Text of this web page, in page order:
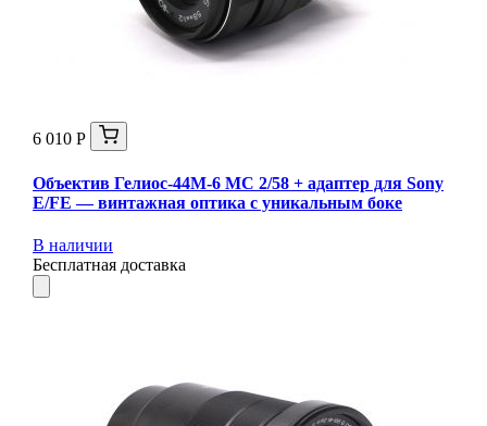
6 010 Р
Объектив Гелиос-44М-6 МС 2/58 + адаптер для Sony
E/FE — винтажная оптика с уникальным боке
В наличии
Бесплатная доставка